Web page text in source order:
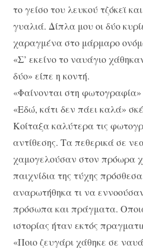
το γείσο του λευκού τζόκεϊ
γυαλιά. Δίπλα μου οι δύο
χαραγμένα στο μάρμαρο
«Σ’ εκείνο το ναυάγιο
δύο» είπε η κοντή.
«Φαίνονται στη φωτογραφία»
«Εδώ, κάτι δεν πάει καλά»
Κοίταξα καλύτερα τις
αντίθεσης. Τα πεθερικά σε
χαμογελούσαν στον πρόωρα
παιχνίδια της τύχης
αναρωτήθηκα τι να
πρόσωπα και πράγματα.
ιστορίας ήταν εκτός
«Ποιο ζευγάρι χάθηκε σε